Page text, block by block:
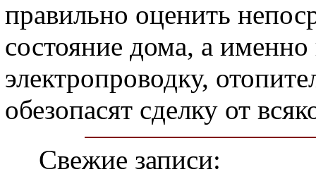
правильно оценить
состояние дома, а
электропроводку,
обезопасят сделку от
Свежие записи: